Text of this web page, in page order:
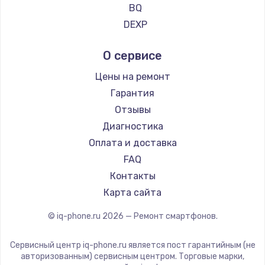
Замена камеры ноутбука
Заказать
Замена петель
1050 руб.
Заказать
Замена USB-портов
800 руб.
Заказать
1395 руб.
Ремонт смартфонов Vertu
Ремонт смартфонов Tp-Link
Ремонт смартфонов Nubia
Ремонт смартфонов Land Rover
Ремонт смартфонов Acer
Ремонт смартфонов HP
Ремонт смартфонов Poco
Ремонт смартфонов HTC
Ремонт смартфонов Blackmagic
Ремонт смартфонов Nothing
Ремонт смартфонов iQOO
BQ
DEXP
Ginzzu
Highscreen
Irbis
Kyocera
LeEco
OnePlus
teXet
Motorola
Prestigio
Elephone
О сервисе
Цены на ремонт
Гарантия
Отзывы
Диагностика
Оплата и доставка
FAQ
Контакты
Карта сайта
© iq-phone.ru 2026 — Ремонт смартфонов.
Сервисный центр iq-phone.ru является пост гарантийным (не
авторизованным) сервисным центром. Торговые марки,